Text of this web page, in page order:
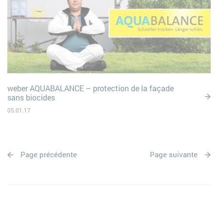
weber AQUABALANCE – protection de la façade
sans biocides
05.01.17
Page précédente Page suivante